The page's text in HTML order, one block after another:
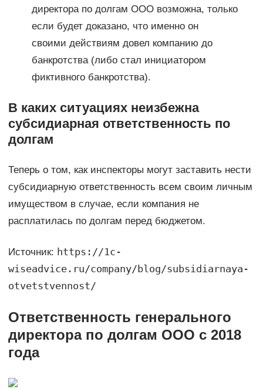
директора по долгам ООО возможна, только
если будет доказано, что именно он
своими действиям довел компанию до
банкротства (либо стал инициатором
фиктивного банкротства).
В каких ситуациях неизбежна
субсидиарная ответственность по
долгам
Теперь о том, как инспекторы могут заставить нести
субсидиарную ответственность всем своим личным
имуществом в случае, если компания не
расплатилась по долгам перед бюджетом.
Источник: https://1c-
wiseadvice.ru/company/blog/subsidiarnaya-
otvetstvennost/
Ответственность генерального
директора по долгам ООО с 2018
года